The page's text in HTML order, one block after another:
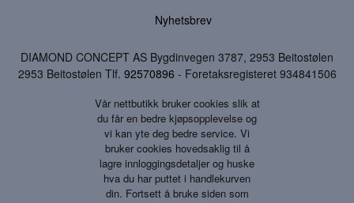
Nyhetsbrev
DIAMOND CONCEPT AS Bygdinvegen 3787, 2953 Beitostølen
2953 Beitostølen Tlf. 92570896 - Foretaksregisteret 934841506
Vår nettbutikk bruker cookies slik at
du får en bedre kjøpsopplevelse og
vi kan yte deg bedre service. Vi
bruker cookies hovedsaklig til å
lagre innloggingsdetaljer og huske
hva du har puttet i handlekurven
din. Fortsett å bruke siden som